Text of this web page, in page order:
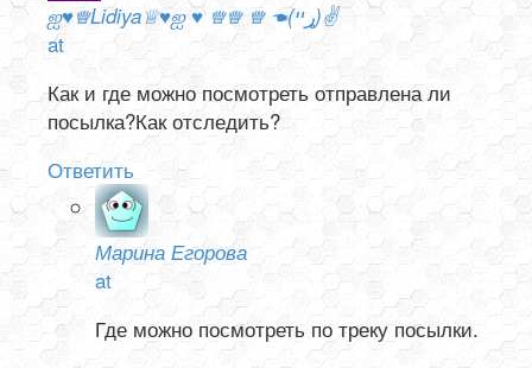
ஐ♥♕Lidiya♕♥ஐ ♥ ♕♕ ♕ ☚(ړײ)✌
at
Как и где можно посмотреть отправлена ли
посылка?Как отследить?
Ответить
Марина Егорова
at
Где можно посмотреть по треку посылки.